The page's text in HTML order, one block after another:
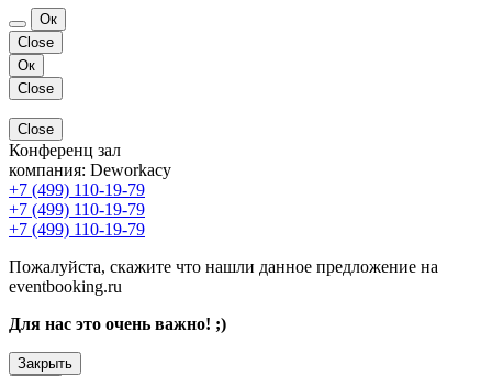
Ок
Close
Ок
Close
Close
Конференц зал
компания: Deworkacy
+7 (499) 110-19-79
+7 (499) 110-19-79
+7 (499) 110-19-79
Пожалуйста, скажите что нашли данное предложение на
eventbooking.ru
Для нас это очень важно! ;)
Закрыть